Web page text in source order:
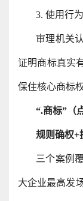
3. 使用行
审理机关
证明商标真实
保住核心商标权
“.商标”（
规则确权+
三个案例
大企业最高发